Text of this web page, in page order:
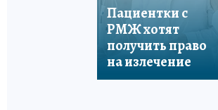
Пациентки с
РМЖ хотят
получить право
на излечение